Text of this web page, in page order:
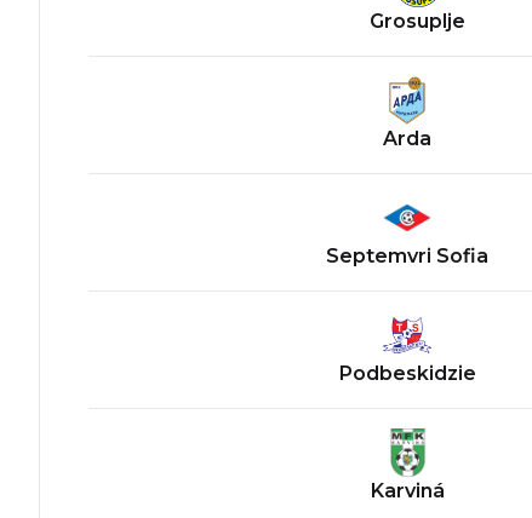
Grosuplje
Arda
Septemvri Sofia
Podbeskidzie
Karviná